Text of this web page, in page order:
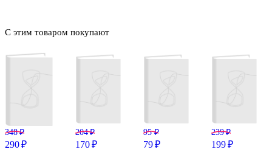
С этим товаром покупают
348 ₽
290 ₽
204 ₽
170 ₽
95 ₽
79 ₽
239 ₽
199 ₽